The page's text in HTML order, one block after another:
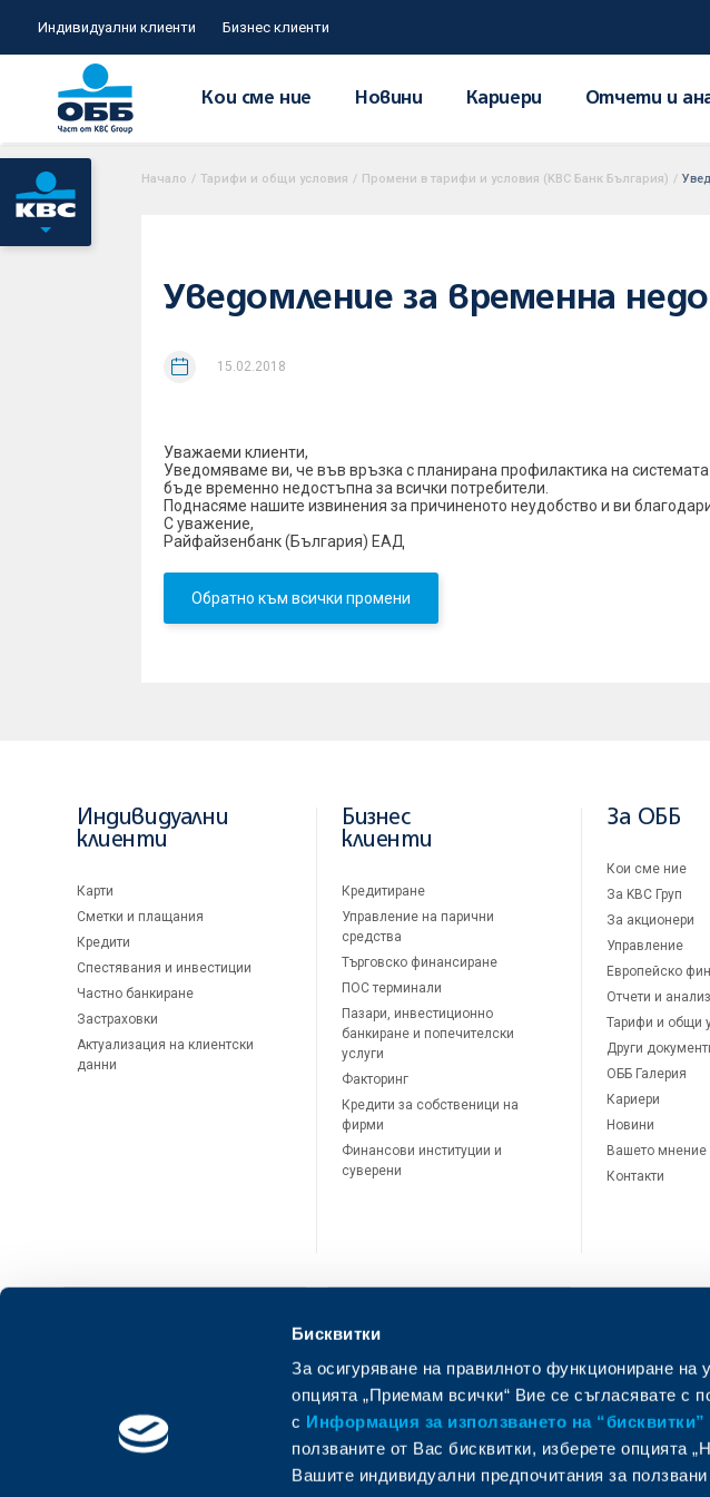
Бисквитки
За осигуряване на правилното функциониране на
опцията „Приемам всички“ Вие се съгласявате с
с Информация за използването на
ползваните от Вас бисквитки, изберете опцията
Вашите индивидуални предпочитания за ползвани
Индивидуални клиенти Бизнес клиенти
Кои сме ние Новини Кариери Отчети и
Начало / Тарифи и общи условия / Промени в тарифи и условия (KBC Банк България) /
Уведомление за временна
15.02.2018
Уважаеми клиенти,
Уведомяваме ви, че във връзка с планирана профилактика на
бъде временно недостъпна за всички потребители.
Поднасяме нашите извинения за причиненото неудобство и ви
С уважение,
Райфайзенбанк (България) ЕАД
Обратно към всички промени
Индивидуални
клиенти
Карти
Сметки и плащания
Кредити
Спестявания и инвестиции
Частно банкиране
Застраховки
Актуализация на клиентски
данни
Бизнес
клиенти
Кредитиране
Управление на парични
средства
Търговско финансиране
ПОС терминали
Пазари, инвестиционно
банкиране и попечителски
услуги
Факторинг
Кредити за собственици на
фирми
Финансови институции и
суверени
За ОББ
Кои сме ние
За KBC Груп
За акционери
Управление
Европейско
Отчети и
Тарифи и общи
Други
ОББ Галерия
Кариери
Новини
Вашето мнение
Контакти
ОББ Мобайл